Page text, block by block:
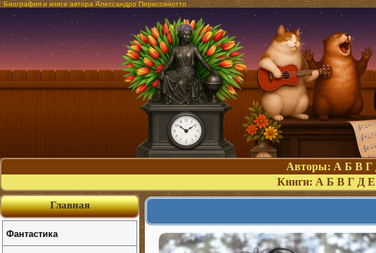
Биография и книги автора Алессандро Периссинотто
Авторы: А Б В Г
Книги: А Б В Г Д Е
Главная
Фантастика